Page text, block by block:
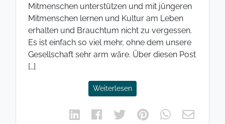
Mitmenschen unterstützen und mit jüngeren
Mitmenschen lernen und Kultur am Leben
erhalten und Brauchtum nicht zu vergessen.
Es ist einfach so viel mehr, ohne dem unsere
Gesellschaft sehr arm wäre. Über diesen Post
[…]
Weiterlesen